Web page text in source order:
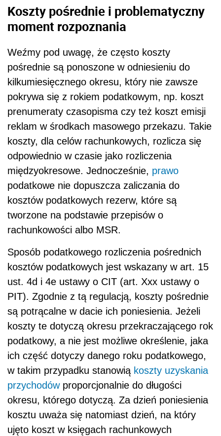
Koszty pośrednie i problematyczny
moment rozpoznania
Weźmy pod uwagę, że często koszty
pośrednie są ponoszone w odniesieniu do
kilkumiesięcznego okresu, który nie zawsze
pokrywa się z rokiem podatkowym, np. koszt
prenumeraty czasopisma czy też koszt emisji
reklam w środkach masowego przekazu. Takie
koszty, dla celów rachunkowych, rozlicza się
odpowiednio w czasie jako rozliczenia
międzyokresowe. Jednocześnie, prawo
podatkowe nie dopuszcza zaliczania do
kosztów podatkowych rezerw, które są
tworzone na podstawie przepisów o
rachunkowości albo MSR.
Sposób podatkowego rozliczenia pośrednich
kosztów podatkowych jest wskazany w art. 15
ust. 4d i 4e ustawy o CIT (art. Xxx ustawy o
PIT). Zgodnie z tą regulacją, koszty pośrednie
są potrącalne w dacie ich poniesienia. Jeżeli
koszty te dotyczą okresu przekraczającego rok
podatkowy, a nie jest możliwe określenie, jaka
ich część dotyczy danego roku podatkowego,
w takim przypadku stanowią koszty uzyskania
przychodówproporcjonalnie do długości
okresu, którego dotyczą. Za dzień poniesienia
kosztu uważa się natomiast dzień, na który
ujęto koszt w księgach rachunkowych